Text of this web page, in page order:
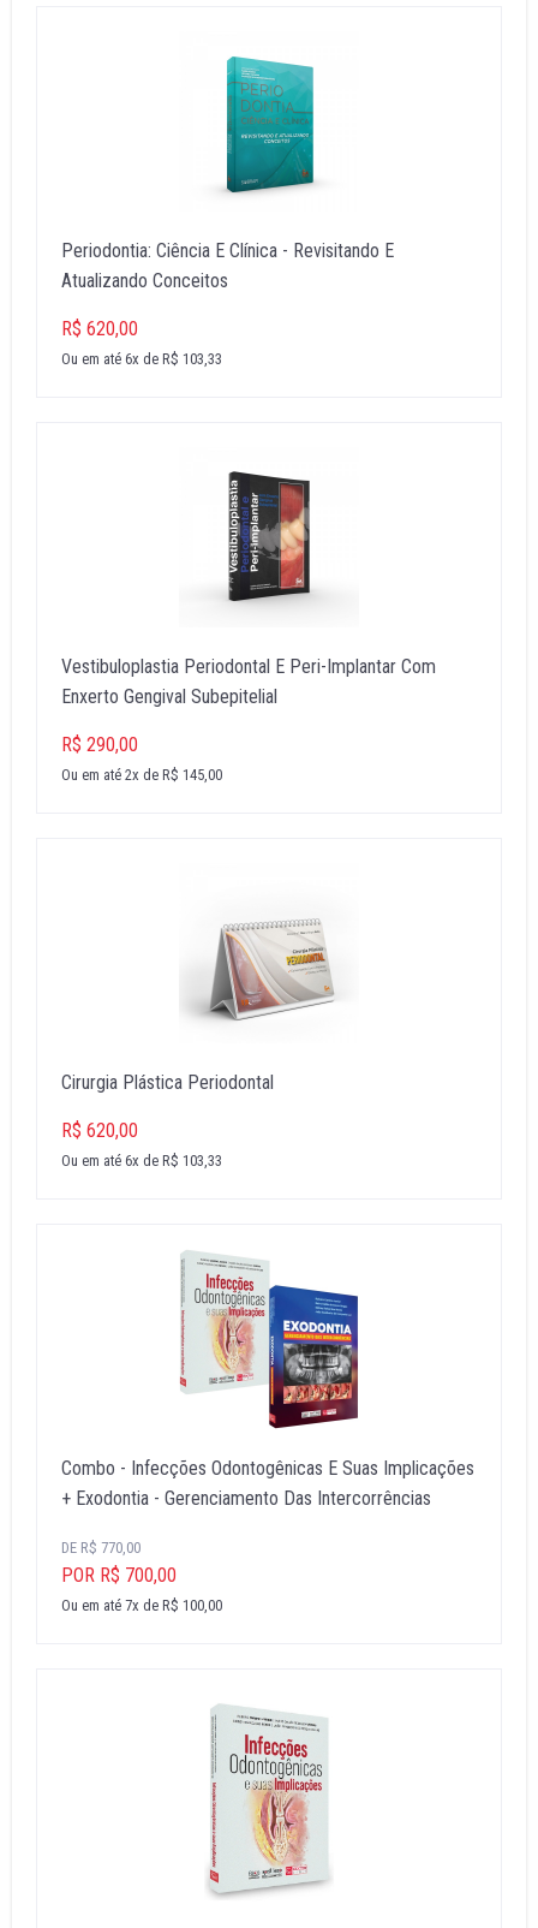
Periodontia: Ciência E Clínica - Revisitando E
Atualizando Conceitos
R$ 620,00
Ou em até 6x de R$ 103,33
Vestibuloplastia Periodontal E Peri-Implantar Com
Enxerto Gengival Subepitelial
R$ 290,00
Ou em até 2x de R$ 145,00
Cirurgia Plástica Periodontal
R$ 620,00
Ou em até 6x de R$ 103,33
Combo - Infecções Odontogênicas E Suas Implicações
+ Exodontia - Gerenciamento Das Intercorrências
DE R$ 770,00
POR R$ 700,00
Ou em até 7x de R$ 100,00